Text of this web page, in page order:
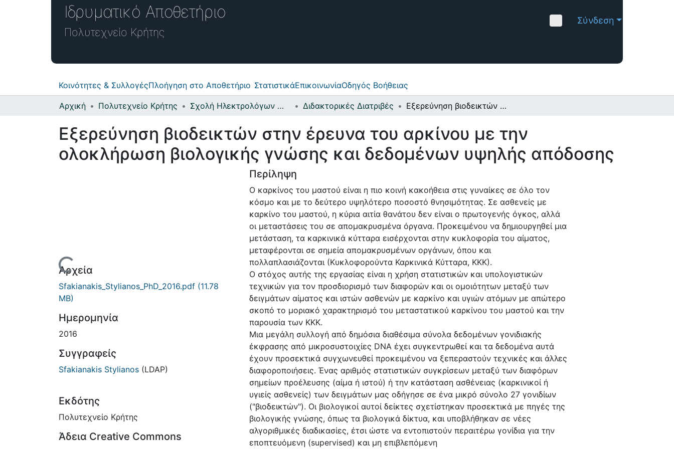
Ιδρυματικό Αποθετήριο
Πολυτεχνείο Κρήτης Σύνδεση
Κοινότητες & ΣυλλογέςΠλοήγηση στο Αποθετήριο ΣτατιστικάΕπικοινωνίαΟδηγός Βοήθειας
Αρχική Πολυτεχνείο Κρήτης Σχολή Ηλεκτρολόγων Μηχανικών και Μηχανικών Υπολογιστών Διδακτορικές Διατριβές Εξερεύνηση βιοδεικτών στην έρευνα του αρκίνου με την ολοκλήρωση βιολογικής γνώσης και δεδομένων υψηλής απόδοσης
Εξερεύνηση βιοδεικτών στην έρευνα του αρκίνου με την
ολοκλήρωση βιολογικής γνώσης και δεδομένων υψηλής απόδοσης
Φόρτωση...
Αρχεία
Sfakianakis_Stylianos_PhD_2016.pdf (11.78
MB)
Ημερομηνία
2016
Συγγραφείς
Sfakianakis Stylianos (LDAP)
Εκδότης
Πολυτεχνείο Κρήτης
Άδεια Creative Commons
Περίληψη
Ο καρκίνος του μαστού είναι η πιο κοινή κακοήθεια στις γυναίκες σε όλο τον
κόσμο και με το δεύτερο υψηλότερο ποσοστό θνησιμότητας. Σε ασθενείς με
καρκίνο του μαστού, η κύρια αιτία θανάτου δεν είναι ο πρωτογενής όγκος, αλλά
οι μεταστάσεις του σε απομακρυσμένα όργανα. Προκειμένου να δημιουργηθεί μια
μετάσταση, τα καρκινικά κύτταρα εισέρχονται στην κυκλοφορία του αίματος,
μεταφέρονται σε σημεία απομακρυσμένων οργάνων, όπου και
πολλαπλασιάζονται (Κυκλοφορούντα Καρκινικά Κύτταρα, ΚΚΚ).
Ο στόχος αυτής της εργασίας είναι η χρήση στατιστικών και υπολογιστικών
τεχνικών για τον προσδιορισμό των διαφορών και οι ομοιότητων μεταξύ των
δειγμάτων αίματος και ιστών ασθενών με καρκίνο και υγιών ατόμων με απώτερο
σκοπό το μοριακό χαρακτηρισμό του μεταστατικού καρκίνου του μαστού και την
παρουσία των ΚΚΚ.
Μια μεγάλη συλλογή από δημόσια διαθέσιμα σύνολα δεδομένων γονιδιακής
έκφρασης από μικροσυστοιχίες DNA έχει συγκεντρωθεί και τα δεδομένα αυτά
έχουν προσεκτικά συγχωνευθεί προκειμένου να ξεπεραστούν τεχνικές και άλλες
διαφοροποιήσεις. Ένας αριθμός στατιστικών συγκρίσεων μεταξύ των διαφόρων
σημείων προέλευσης (αίμα ή ιστού) ή την κατάσταση ασθένειας (καρκινικοί ή
υγιείς ασθενείς) των δειγμάτων μας οδήγησε σε ένα μικρό σύνολο 27 γονιδίων
("βιοδεικτών"). Οι βιολογικοί αυτοί δείκτες σχετίστηκαν προσεκτικά με πηγές της
βιολογικής γνώσης, όπως τα βιολογικά δίκτυα, και υποβλήθηκαν σε νέες
αλγοριθμικές διαδικασίες, έτσι ώστε να εντοπιστούν περαιτέρω γονίδια για την
εποπτευόμενη (supervised) και μη επιβλεπόμενη